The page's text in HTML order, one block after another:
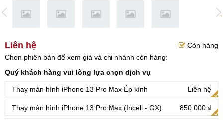
Liên hệ
Còn hàng
Chọn phiên bản để xem giá và chi nhánh còn hàng:
Quý khách hàng vui lòng lựa chọn dịch vụ
Thay màn hình iPhone 13 Pro Max Ép kính Liên hệ
Thay màn hình iPhone 13 Pro Max (Incell - GX) 850.000 ₫